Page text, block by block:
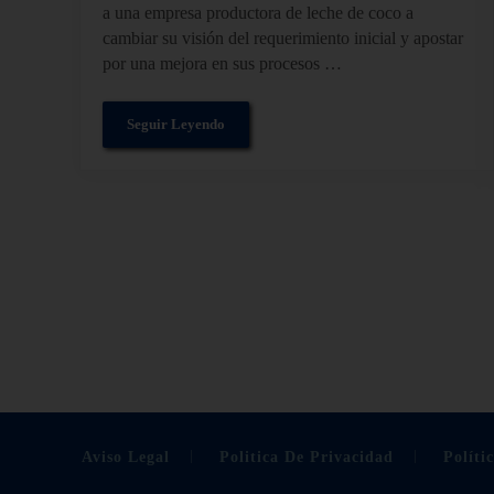
a una empresa productora de leche de coco a
cambiar su visión del requerimiento inicial y apostar
por una mejora en sus procesos …
Seguir LeyendoCómo un generador de Vapor Limpio mejora la
Aviso Legal Politica De Privacidad